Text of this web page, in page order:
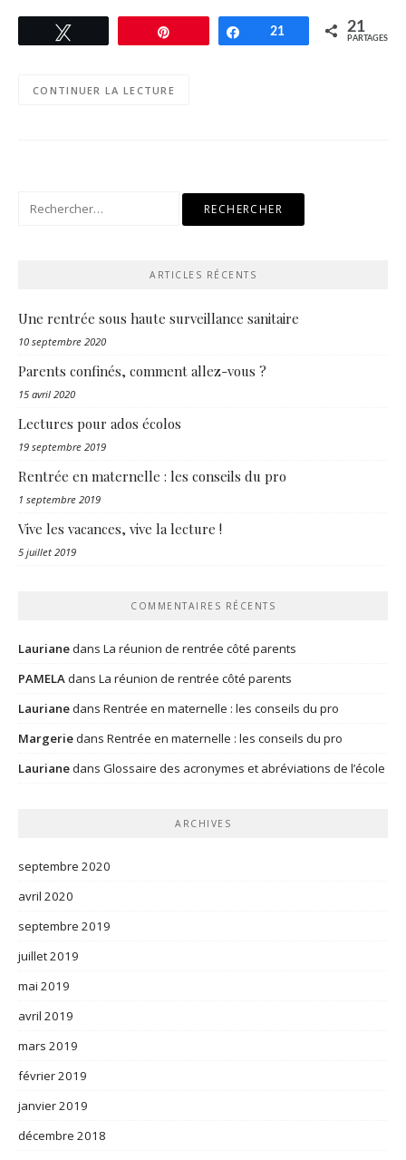
Enregistrer Partagez
21 21
PARTAGES
CONTINUER LA LECTURE
Rechercher :
ARTICLES RÉCENTS
Une rentrée sous haute surveillance sanitaire
10 septembre 2020
Parents confinés, comment allez-vous ?
15 avril 2020
Lectures pour ados écolos
19 septembre 2019
Rentrée en maternelle : les conseils du pro
1 septembre 2019
Vive les vacances, vive la lecture !
5 juillet 2019
COMMENTAIRES RÉCENTS
Laurianedans La réunion de rentrée côté parents
PAMELAdans La réunion de rentrée côté parents
Laurianedans Rentrée en maternelle : les conseils du pro
Margeriedans Rentrée en maternelle : les conseils du pro
Laurianedans Glossaire des acronymes et abréviations de l’école
ARCHIVES
septembre 2020
avril 2020
septembre 2019
juillet 2019
mai 2019
avril 2019
mars 2019
février 2019
janvier 2019
décembre 2018